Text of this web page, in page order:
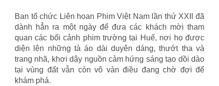
Ban tổ chức Liên hoan Phim Việt Nam lần thứ XXII đã
dành hẳn ra một ngày để đưa các khách mời tham
quan các bối cảnh phim trường tại Huế, nơi họ được
diện lên những tà áo dài duyên dáng, thướt tha và
trang nhã, khơi dậy nguồn cảm hứng sáng tạo dồi dào
tại vùng đất vẫn còn vô vàn điều đang chờ đợi để
khám phá.